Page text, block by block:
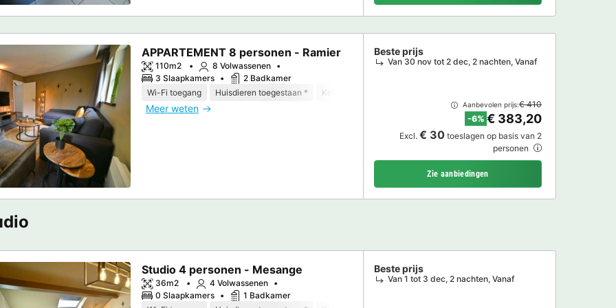
APPARTEMENT 8 personen - Ramier
110m2
8 Volwassenen
3 Slaapkamers
2 Badkamer
Wi-Fi toegang
Huisdieren toegestaan * Koffiezetapparaat
Meer weten
Beste prijs
Van 30 nov tot 2 dec, 2 nachten, Vanaf
Aanbevolen prijs:€ 410
-6% € 383,20
Excl. € 30 toeslagen op basis van 2
personen
Zie aanbiedingen
Studio 4 personen - Mesange
36m2
4 Volwassenen
0 Slaapkamers
1 Badkamer
Beste prijs
Van 1 tot 3 dec, 2 nachten, Vanaf